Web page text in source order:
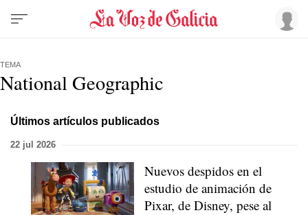
TEMA
National Geographic
Últimos artículos publicados
22 jul 2026
Nuevos despidos en el
estudio de animación de
Pixar, de Disney, pese al